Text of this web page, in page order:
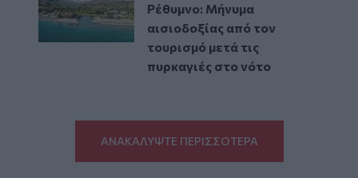
Ρέθυμνο: Μήνυμα
αισιοδοξίας από τον
τουρισμό μετά τις
πυρκαγιές στο νότο
ΑΝΑΚΑΛΥΨΤΕ ΠΕΡΙΣΣΟΤΕΡΑ